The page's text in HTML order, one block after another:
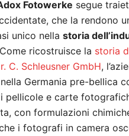
Fotowerke segue
che la rendono
unico nella storia
ricostruisce la storia
C. Schleusner GmbH,
Germania pre-bellica
pellicole e carte
con formulazioni
i fotografi in camera